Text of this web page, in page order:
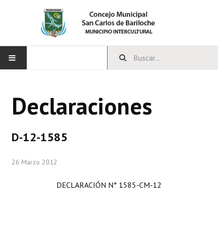
CONCEJO
Comisiones Especiales
Declaraciones
D-12-1585
26 Marzo 2012
DECLARACIÓN N° 1585-CM-12